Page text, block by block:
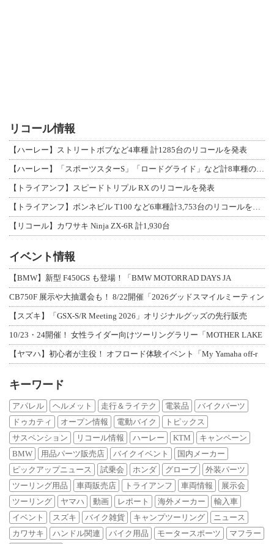
リコール情報
【ハーレー】ストリートボブなど4車種 計1285台のリコールを発表
【トライアンフ】スピードトリプル RX のリコールを発表
【リコール】カワサキ Ninja ZX-6R 計1,930台
イベント情報
【BMW】新型 F450GS も登場！「BMW MOTORRAD DAYS JA
CB750F 展示や大抽選会も！ 8/22開催「2026グッドスマイルミーティン
【スズキ】「GSX-S/R Meeting 2026」オリジナルグッズの先行販売
10/23・24開催！ 女性ライダー向けツーリングラリー「MOTHER LAKE
【ヤマハ】初心者が主役！ オフロード体験イベント「My Yamaha off-r
キーワード
アパレル ヘルメット 走行＆ライテク 電装品
バイクパーツ
ドゥカティ
オープン情報 電動バイク
トピックス
サスペンション
リコール情報 ハーレー KTM
キャンペーン
BMW
用品パーツ販売店 バイクイベント
国内メーカー
ピックアップニュース
試乗会 ホンダ グローブ
外装パーツ
ツーリング用品
車両販売店 トライアンフ 車両情報
展示会
ツーリング
ヤマハ 動画 レポート 海外メーカー
輸入車
イベント
スズキ バイク雑貨 キャンプツーリング
ニュース
カワサキ
ハンドル関連 バイク用品 モータースポーツ マフラー